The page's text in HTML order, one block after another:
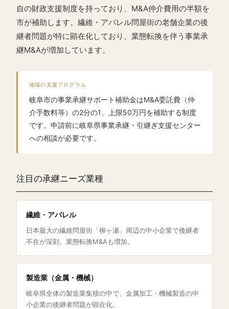
自の財政支援制度を持っており、M&A仲介費用の半額を
市が補助します。繊維・アパレル問屋街の老舗企業の後
継者問題が特に顕在化しており、業態転換を伴う事業承
継M&Aが増加しています。
地域の支援プログラム
岐阜市の事業承継サポート補助金はM&A委託費（仲
介手数料等）の2分の1、上限50万円を補助する制度
です。申請前に岐阜県事業承継・引継ぎ支援センター
への相談が必要です。
注目の承継ニーズ業種
繊維・アパレル
日本最大の繊維問屋街「柳ヶ瀬」周辺の中小企業で後継者
不在が深刻。業態転換M&Aも増加。
製造業（金属・機械）
岐阜県全体の製造業集積の中で、金属加工・機械製造の中
小企業の後継者問題が顕在化。